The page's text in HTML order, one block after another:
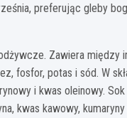
preferując gleby
Zawiera między
fosfor, potas i sód. W
i kwas oleinowy.
kwas kawowy,